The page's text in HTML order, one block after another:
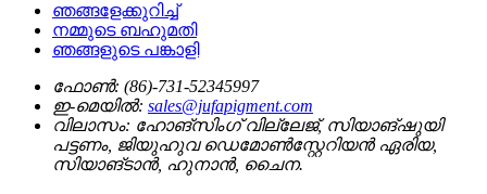
ഞങ്ങളേക്കുറിച്ച്
നമ്മുടെ ബഹുമതി
ഞങ്ങളുടെ പങ്കാളി
ഫോൺ: (86)-731-52345997
ഇ-മെയിൽ: sales@jufapigment.com
വിലാസം: ഹോങ്‌സിംഗ് വില്ലേജ്, സിയാങ്‌ഷുയി
പട്ടണം, ജിയുഹുവ ഡെമോൺസ്റ്റേറിയൻ ഏരിയ,
സിയാങ്‌ടാൻ, ഹുനാൻ, ചൈന.